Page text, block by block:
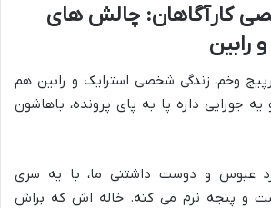
کارآگاهان: چالش های
رابین
وخم، زندگی شخصی استرایک و رابین هم
جورایی داره پا به پای پرونده، باهاشون
عبوس و دوست داشتنی ما، با یه سری
و پنجه نرم می کنه. خاله اش که براش